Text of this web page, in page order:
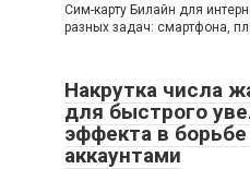
Сим-карту Билайн для
разных задач: смартфона,
Накрутка числа
для быстрого
эффекта в
аккаунтами